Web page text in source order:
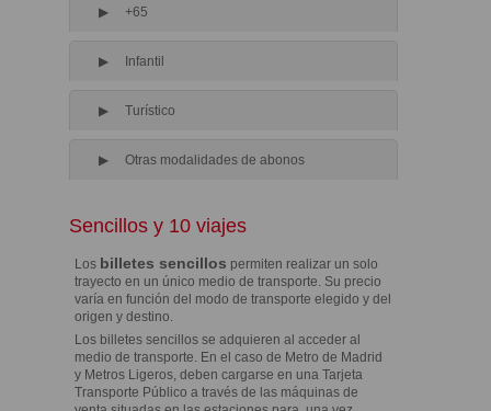
+65
Infantil
Turístico
Otras modalidades de abonos
Sencillos y 10 viajes
Los billetes sencillos permiten realizar un solo
trayecto en un único medio de transporte. Su precio
varía en función del modo de transporte elegido y del
origen y destino.
Los billetes sencillos se adquieren al acceder al
medio de transporte. En el caso de Metro de Madrid
y Metros Ligeros, deben cargarse en una Tarjeta
Transporte Público a través de las máquinas de